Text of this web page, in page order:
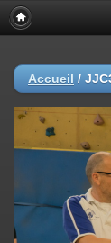
Accueil /